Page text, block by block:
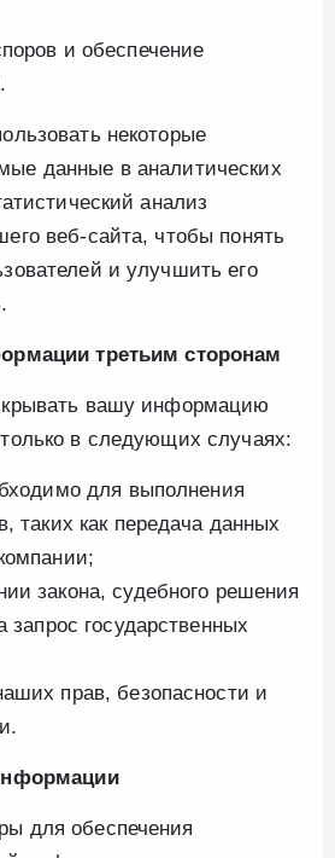
и обеспечение
некоторые
данные в аналитических
анализ
веб-сайта, чтобы понять
и улучшить его
третьим сторонам
вашу информацию
в следующих случаях:
для выполнения
таких как передача данных
закона, судебного решения
запрос государственных
прав, безопасности и
для обеспечения